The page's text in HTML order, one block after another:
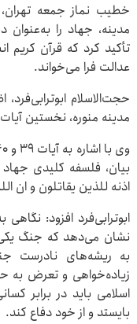
خطیب نماز جمعه
مدینه، جهاد را
تأکید کرد که قرآن کریم
عدالت فرا می‌خواند.
حجت‌الاسلام
مدینه منوره، نخستین
بیان، فلسفه کلیدی جهاد
اذنه للذین یقاتلون و ان
ابوترابی‌فرد افزود:
نشان می‌دهد که جنگ یکی
به ریشه‌های نادرست
زیاده‌خواهی و تعرض به
اسلامی باید در برابر
بایستد و از خود دفاع کند.